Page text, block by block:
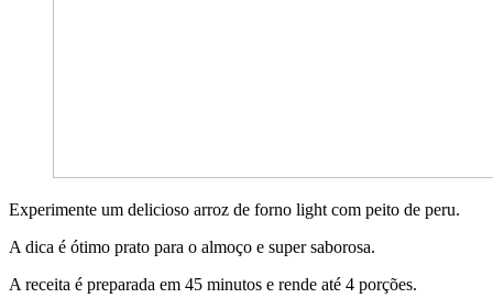
Experimente um delicioso arroz de forno light com peito de peru.
A dica é ótimo prato para o almoço e super saborosa.
A receita é preparada em 45 minutos e rende até 4 porções.